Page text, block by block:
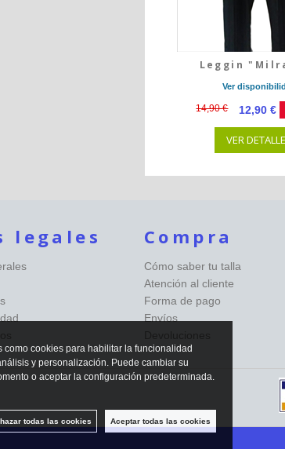
Leggin
Ver
14,90 € 12,90 €
VER
legales Compra
Cómo saber tu talla
Atención al cliente
Forma de pago
Envíos
como cookies para habilitar la funcionalidad
y personalización. Puede cambiar su
o aceptar la configuración predeterminada.
todas las cookies Aceptar todas las cookies